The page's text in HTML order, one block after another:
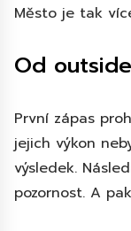
Město je tak
Od
První zápas
jejich výkon
výsledek.
pozornost. A